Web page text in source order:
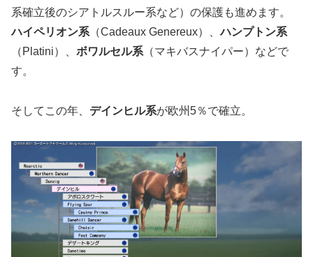
系確立後のシアトルスルー系など）の保護も進めます。
ハイペリオン系 （Cadeaux Genereux）、ハンプトン系
（Platini）、 ボワルセル系 （マキバスナイパー）などで
す。
そしてこの年、 デインヒル系が欧州5％で確立。